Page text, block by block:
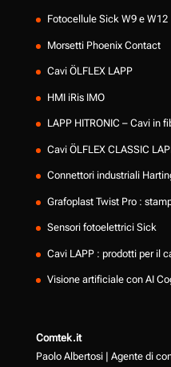
Fotocellule Sick W9 e W12
Morsetti Phoenix Contact
Cavi ÖLFLEX LAPP
HMI iRis IMO
LAPP HITRONIC – Cavi in
Cavi ÖLFLEX CLASSIC
Connettori industriali
Grafoplast Twist Pro :
Sensori fotoelettrici Sick
Cavi LAPP : prodotti per il
Visione artificiale con AI
Comtek.it
Paolo Albertosi | Agente di